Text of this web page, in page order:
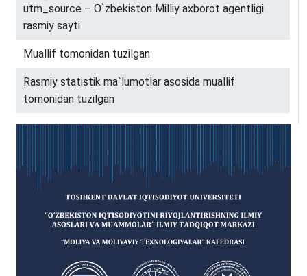
utm_source – O`zbekiston Milliy axborot agentligi
rasmiy sayti
Muallif tomonidan tuzilgan
Rasmiy statistik ma`lumotlar asosida muallif
tomonidan tuzilgan